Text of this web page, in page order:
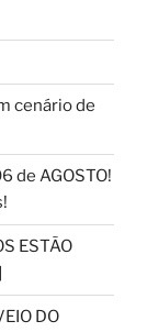
cenário de
de AGOSTO!
ESTÃO
DO